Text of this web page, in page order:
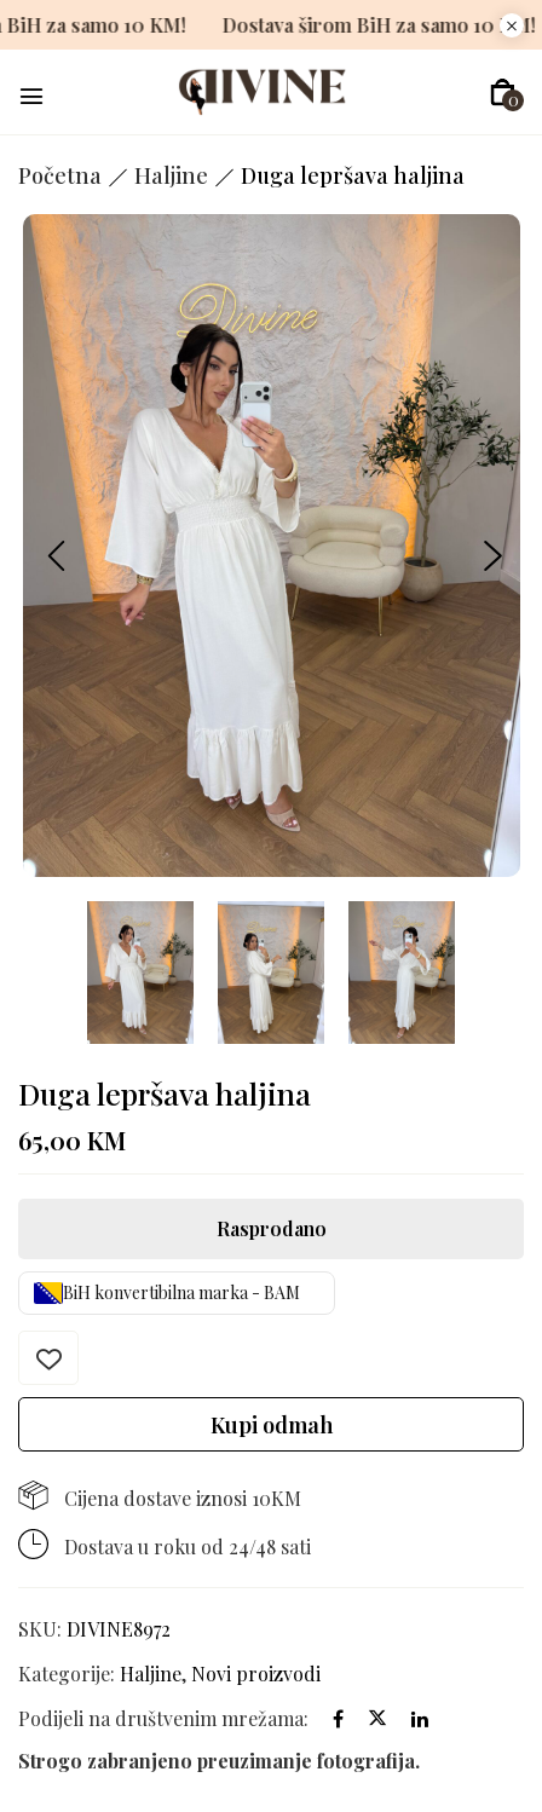
BiH za samo 10 KM! Dostava širom BiH za samo
0
Početna Haljine Duga lepršava haljina
Duga lepršava haljina
65,00 KM
Rasprodano
BiH konvertibilna marka - BAM
Kupi odmah
Cijena dostave iznosi 10KM
Dostava u roku od 24/48 sati
SKU: DIVINE8972
Kategorije: Haljine, Novi proizvodi
Podijeli na društvenim mrežama:
Strogo zabranjeno preuzimanje fotografija.